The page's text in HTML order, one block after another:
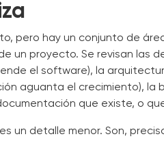
pero hay un conjunto de
un proyecto. Se revisan las
el software), la
aguanta el crecimiento), la
que existe, o
un detalle menor. Son,